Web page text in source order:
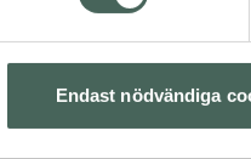
Endast nödvändiga